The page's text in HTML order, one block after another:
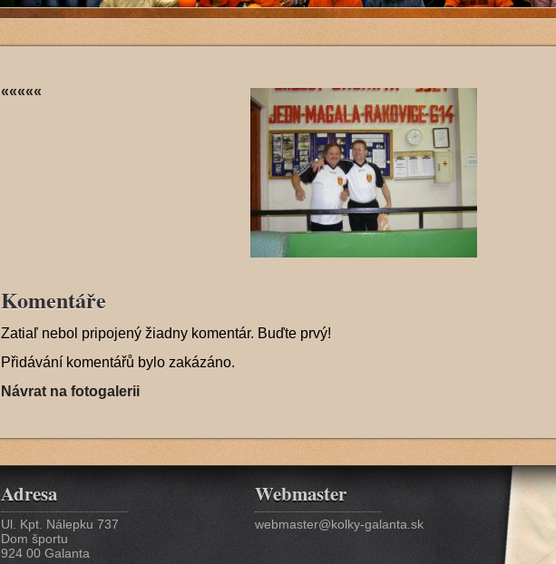
«««««
Komentáře
Zatiaľ nebol pripojený žiadny komentár. Buďte prvý!
Přidávání komentářů bylo zakázáno.
Návrat na fotogalerii
Adresa
Ul. Kpt. Nálepku 737
Dom športu
924 00 Galanta
Webmaster
webmaster@kolky-galanta.sk